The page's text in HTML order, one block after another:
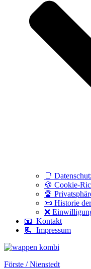
📑
🍪 Cookie-
🔏
📜 Historie
❌
📧 Kontakt
📃 Impressum
Förste / Nienstedt